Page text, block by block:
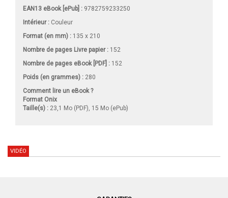
EAN13 eBook [ePub] : 9782759233250
Intérieur : Couleur
Format (en mm) : 135 x 210
Nombre de pages Livre papier: 152
Nombre de pages eBook [PDF] : 152
Poids (en grammes) : 280
Comment lire un eBook ?
Format Onix
Taille(s) : 23,1 Mo (PDF), 15 Mo (ePub)
VIDÉO